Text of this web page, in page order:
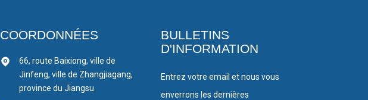
COORDONNÉES
66, route Baixiong, ville de
Jinfeng, ville de Zhangjiagang,
province du Jiangsu
BULLETINS
D'INFORMATION
Entrez votre email et nous vous
enverrons les dernières